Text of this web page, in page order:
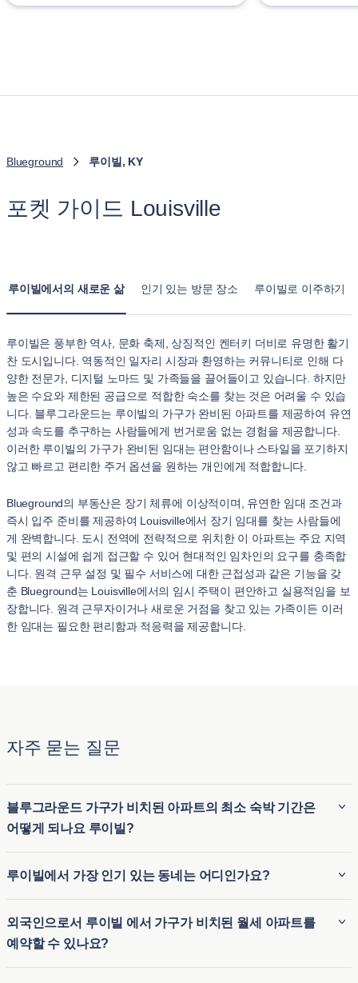
Blueground 루이빌, KY
포켓 가이드 Louisville
루이빌에서의 새로운 삶 인기 있는 방문 장소 루이빌로 이주하기
루이빌은 풍부한 역사, 문화 축제, 상징적인 켄터키 더비로 유명한 활기
찬 도시입니다. 역동적인 일자리 시장과 환영하는 커뮤니티로 인해 다
양한 전문가, 디지털 노마드 및 가족들을 끌어들이고 있습니다. 하지만
높은 수요와 제한된 공급으로 적합한 숙소를 찾는 것은 어려울 수 있습
니다. 블루그라운드는 루이빌의 가구가 완비된 아파트를 제공하여 유연
성과 속도를 추구하는 사람들에게 번거로움 없는 경험을 제공합니다.
이러한 루이빌의 가구가 완비된 임대는 편안함이나 스타일을 포기하지
않고 빠르고 편리한 주거 옵션을 원하는 개인에게 적합합니다.
Blueground의 부동산은 장기 체류에 이상적이며, 유연한 임대 조건과
즉시 입주 준비를 제공하여 Louisville에서 장기 임대를 찾는 사람들에
게 완벽합니다. 도시 전역에 전략적으로 위치한 이 아파트는 주요 지역
및 편의 시설에 쉽게 접근할 수 있어 현대적인 임차인의 요구를 충족합
니다. 원격 근무 설정 및 필수 서비스에 대한 근접성과 같은 기능을 갖
춘 Blueground는 Louisville에서의 임시 주택이 편안하고 실용적임을 보
장합니다. 원격 근무자이거나 새로운 거점을 찾고 있는 가족이든 이러
한 임대는 필요한 편리함과 적응력을 제공합니다.
자주 묻는 질문
블루그라운드 가구가 비치된 아파트의 최소 숙박 기간은
어떻게 되나요 루이빌?
간은 일반적으로 2 박 입니다. 따라서 가구가 완비된 장기 임대
숙소( 루이빌 )와 임시 숙소가 필요한 단기 숙소 옵션 모두에 이
상적입니다. 블루그라운드는 이사 또는 장기 방문 등 다양한 체
류 기간에 유연하게 대응할 수 있습니다.
루이빌에서 가장 인기 있는 동네는 어디인가요?
하이랜즈는 다양한 현지 레스토랑과 상점, 역사적인 건축물의
독특한 조합, 활기찬 밤 문화로 유명하며, 이는 활기차고 문화
적으로 풍부한 지역으로 만듭니다. NuLu (이스트 마켓 지구)는
외국인으로서 루이빌 에서 가구가 비치된 월세 아파트를
예약할 수 있나요?